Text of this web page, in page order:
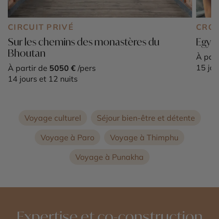
CIRCUIT PRIVÉ
Sur les chemins des monastères du
Bhoutan
À partir de 5050 € /pers
14 jours et 12 nuits
À
15
Voyage culturel
Séjour bien-être et détente
Voyage à Paro
Voyage à Thimphu
Voyage à Punakha